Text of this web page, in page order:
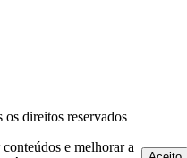
direitos reservados
e melhorar a